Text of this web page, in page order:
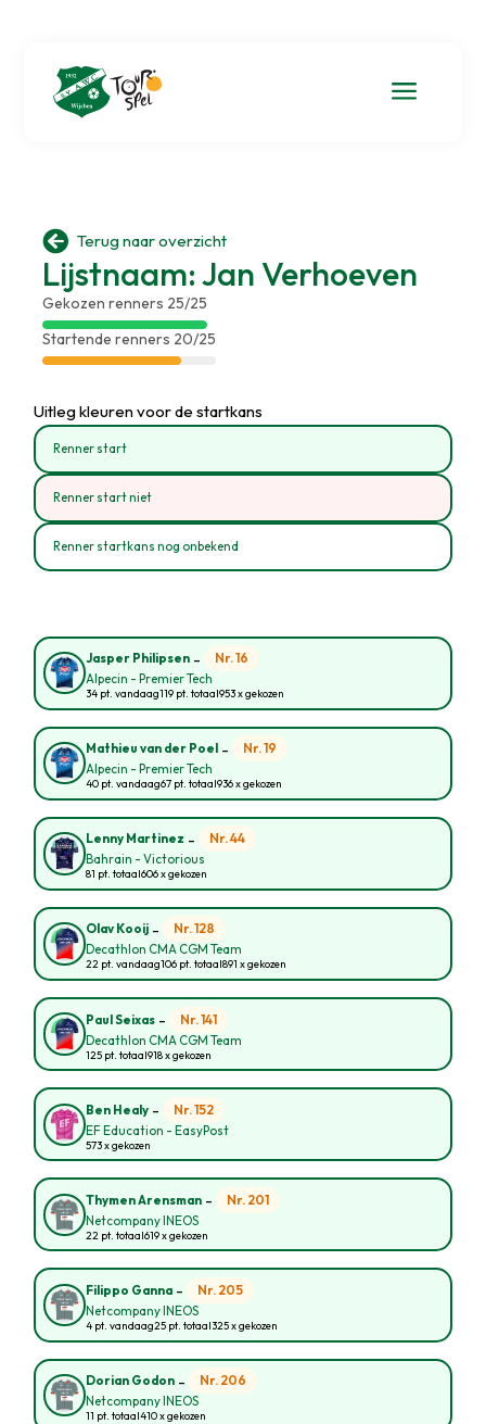
a
 Terug naar overzicht
Lijstnaam: Jan Verhoeven
Gekozen renners 25/25
Startende renners 20/25
Uitleg kleuren voor de startkans
Renner start
Renner start niet
Renner startkans nog onbekend
Jasper Philipsen - Nr. 16
Alpecin - Premier Tech
34 pt. vandaag119 pt. totaal953 x gekozen
Mathieu van der Poel - Nr. 19
Alpecin - Premier Tech
40 pt. vandaag67 pt. totaal936 x gekozen
Lenny Martinez - Nr. 44
Bahrain - Victorious
81 pt. totaal606 x gekozen
Olav Kooij - Nr. 128
Decathlon CMA CGM Team
22 pt. vandaag106 pt. totaal891 x gekozen
Paul Seixas - Nr. 141
Decathlon CMA CGM Team
125 pt. totaal918 x gekozen
Ben Healy - Nr. 152
EF Education - EasyPost
573 x gekozen
Thymen Arensman - Nr. 201
Netcompany INEOS
22 pt. totaal619 x gekozen
Filippo Ganna - Nr. 205
Netcompany INEOS
4 pt. vandaag25 pt. totaal325 x gekozen
Dorian Godon - Nr. 206
Netcompany INEOS
11 pt. totaal410 x gekozen